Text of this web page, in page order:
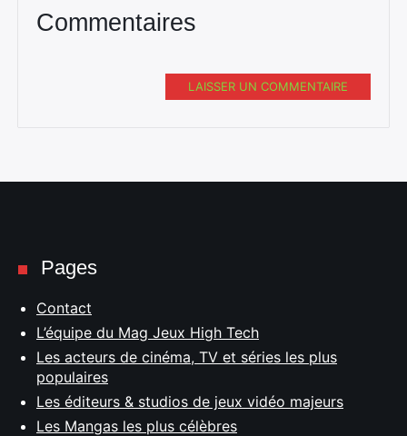
Commentaires
LAISSER UN COMMENTAIRE
Pages
Contact
L’équipe du Mag Jeux High Tech
Les acteurs de cinéma, TV et séries les plus
populaires
Les éditeurs & studios de jeux vidéo majeurs
Les Mangas les plus célèbres